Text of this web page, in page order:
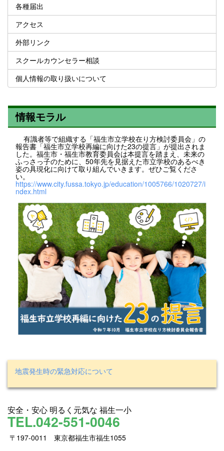
各種届出
アクセス
外部リンク
スクールカウンセラー相談
個人情報の取り扱いについて
情報モラル
有識者等で組織する「福生市立学校在り方検討委員会」の
報告書「福生市立学校再編に向けた23の提言」が提出されま
した。福生市・福生市教育委員会は本提言を踏まえ、未来の
ふっさっ子のために、50年先を見据えた市立学校のあるべき
姿の具現化に向けて取り組んでいきます。ぜひご覧くださ
い。
https://www.city.fussa.tokyo.jp/education/1005766/1020727/i
ndex.html
地震発生時の緊急対応について
安全・安心 明るく元気な 福生一小
TEL.042-551-0046
〒197-0011 東京都福生市福生1055